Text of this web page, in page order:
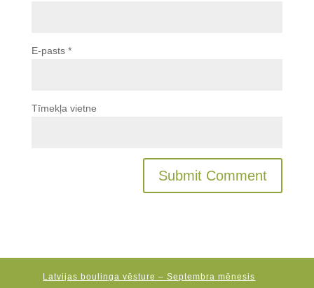
E-pasts *
Tīmekļa vietne
Latvijas boulinga vēsture – Septembra mēnesis